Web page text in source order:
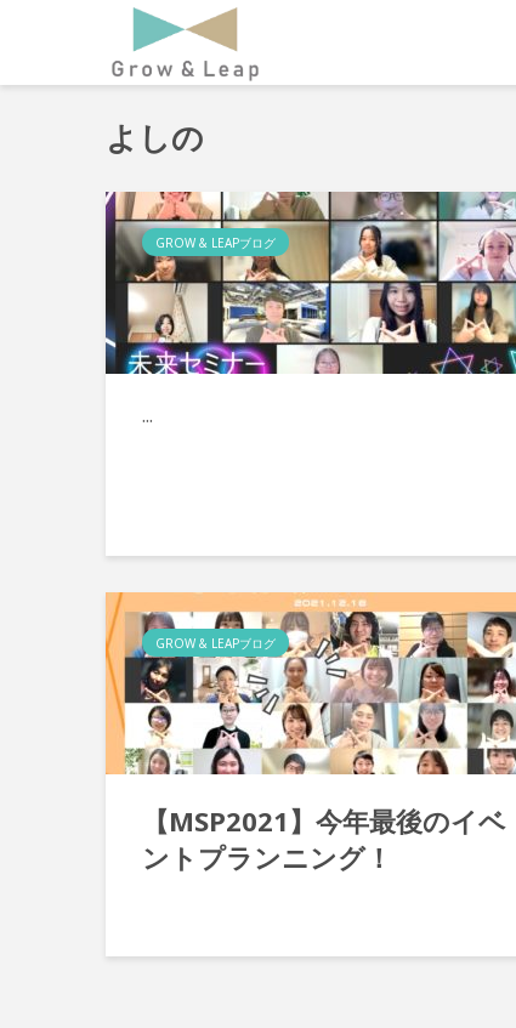
よしの
GROW & LEAPブログ
...
GROW & LEAPブログ
【MSP2021】今年最後のイベ
ントプランニング！